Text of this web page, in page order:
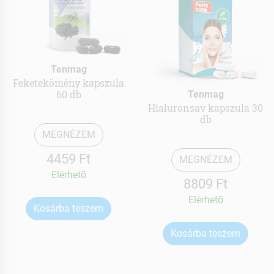
Tenmag
Feketekömény kapszula
60 db
MEGNÉZEM
4459 Ft
Elérhetõ
Kosárba teszem
Tenmag
Hialuronsav kapszula 30
db
MEGNÉZEM
8809 Ft
Elérhetõ
Kosárba teszem